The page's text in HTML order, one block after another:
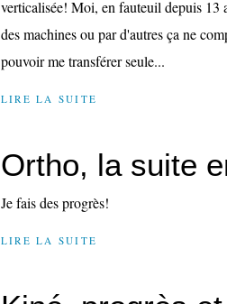
verticalisée! Moi, en fauteuil depuis 13
des machines ou par d'autres ça ne
pouvoir me transférer seule...
LIRE LA SUITE
Ortho, la suite
Je fais des progrès!
LIRE LA SUITE